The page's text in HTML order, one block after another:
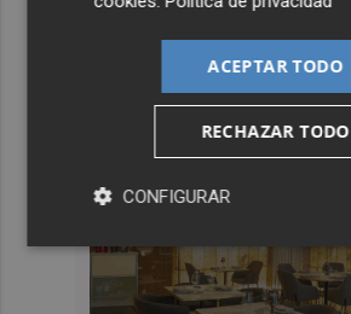
ACEPTAR TODO
RECHAZAR TODO
CONFIGURAR